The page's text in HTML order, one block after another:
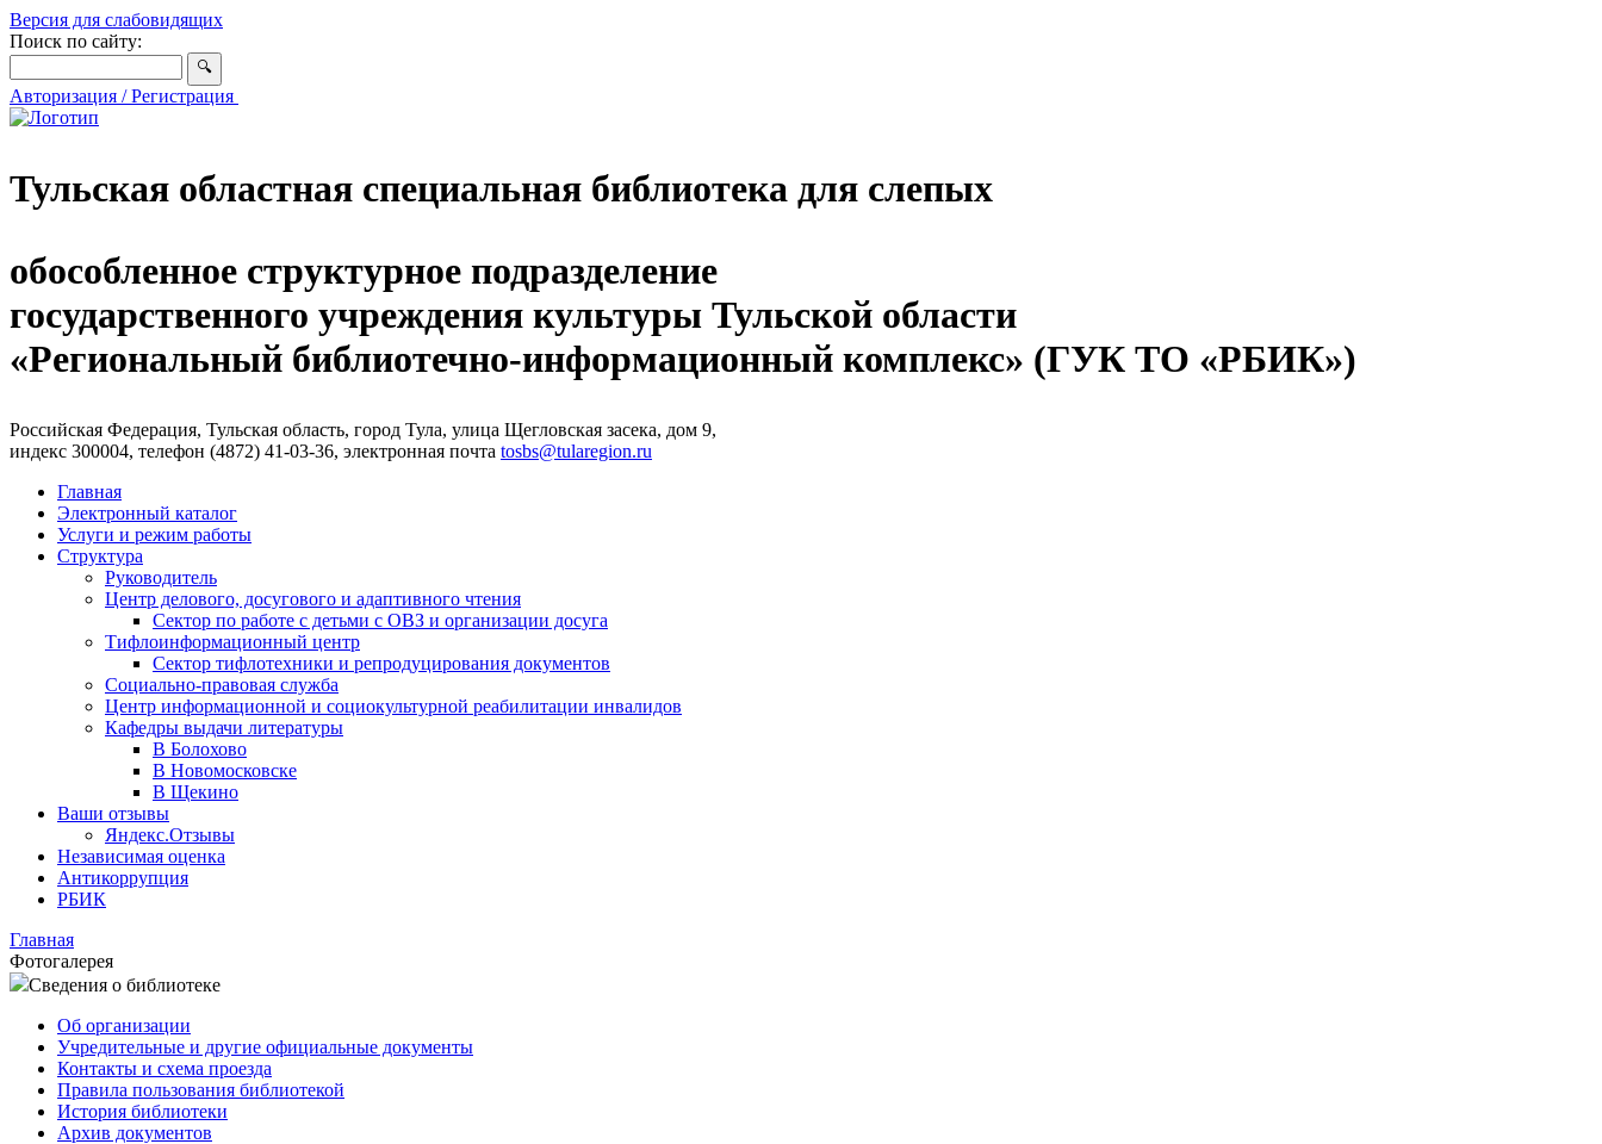
Версия для слабовидящих
Поиск по сайту:
Авторизация / Регистрация
Тульская областная специальная библиотека для слепых
обособленное структурное подразделение
государственного учреждения культуры Тульской области
«Региональный библиотечно-информационный комплекс» (ГУК ТО «РБИК»)
Российская Федерация, Тульская область, город Тула, улица Щегловская засека, дом 9,
индекс 300004, телефон (4872) 41-03-36, электронная почта tosbs@tularegion.ru
Главная
Электронный каталог
Услуги и режим работы
Структура
Руководитель
Центр делового, досугового и адаптивного чтения
Сектор по работе с детьми с ОВЗ и организации досуга
Тифлоинформационный центр
Сектор тифлотехники и репродуцирования документов
Социально-правовая служба
Центр информационной и социокультурной реабилитации инвалидов
Кафедры выдачи литературы
В Болохово
В Новомосковске
В Щекино
Ваши отзывы
Яндекс.Отзывы
Независимая оценка
Антикоррупция
РБИК
Главная
Фотогалерея
Сведения о библиотеке
Об организации
Учредительные и другие официальные документы
Контакты и схема проезда
Правила пользования библиотекой
История библиотеки
Архив документов